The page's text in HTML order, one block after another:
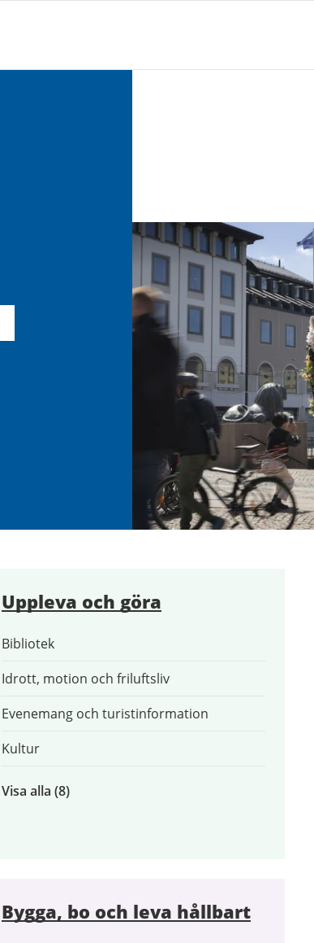
Uppleva och göra
Bibliotek
Idrott, motion och friluftsliv
Evenemang och turistinformation
Kultur
Visa alla inom
(8)
Bygga, bo och leva hållbart